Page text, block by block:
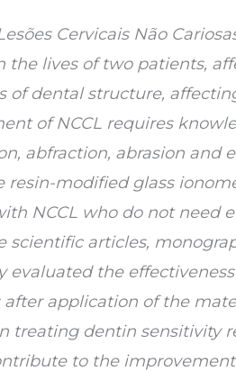
Cervicais Não
the lives of two patients,
of dental structure,
of NCCL requires
abfraction, abrasion and
resin-modified glass
NCCL who do not need
scientific articles,
evaluated the
application of the
treating dentin sensitivity
to the